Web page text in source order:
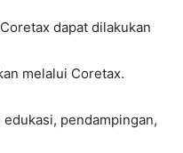
dapat dilakukan
melalui Coretax.
pendampingan,